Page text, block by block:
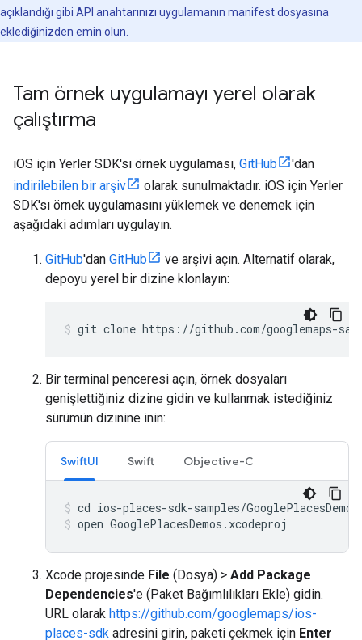
açıklandığı gibi API anahtarınızı uygulamanın manifest dosyasına
eklediğinizden emin olun.
Tam örnek uygulamayı yerel olarak
çalıştırma
iOS için Yerler SDK'sı örnek uygulaması, GitHub
'dan
indirilebilen bir arşiv
olarak sunulmaktadır. iOS için Yerler
SDK'sı örnek uygulamasını yüklemek ve denemek için
aşağıdaki adımları uygulayın.
GitHub'dan GitHub
ve arşivi açın. Alternatif olarak,
depoyu yerel bir dizine klonlayın:
git clone https://github.com/googlemaps-
Bir terminal penceresi açın, örnek dosyaları
genişlettiğiniz dizine gidin ve kullanmak istediğiniz
sürümün dizinine inin:
SwiftUI Swift Objective-C
open GooglePlacesDemos.xcodeproj
Xcode projesinde File (Dosya) > Add Package
Dependencies'e (Paket Bağımlılıkları Ekle) gidin.
URL olarak https://github.com/googlemaps/ios-
places-sdk adresini girin, paketi çekmek için Enter